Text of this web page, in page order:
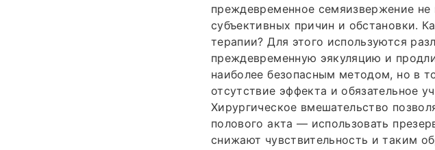
преждевременное семяизвержение не
субъективных причин и обстановки.
терапии? Для этого используются
преждевременную эякуляцию и
наиболее безопасным методом, но в
отсутствие эффекта и обязательное
Хирургическое вмешательство
полового акта — использовать
снижают чувствительность и таким